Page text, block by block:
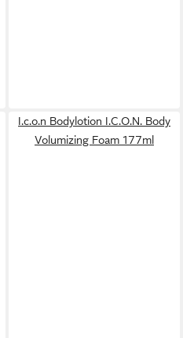
I.c.o.n Bodylotion I.C.O.N. Body
Volumizing Foam 177ml